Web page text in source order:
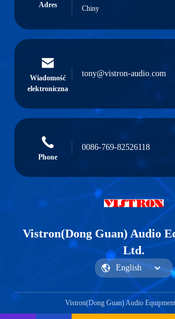
Adres
Chiny
Wiadomość
elektroniczna
tony@vistron-audio.com
Phone
0086-769-82526118
Vistron(Dong Guan) Audio
Ltd.
Vistron(Dong Guan) Audio